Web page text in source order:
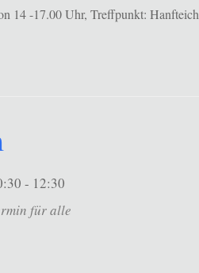
14 -17.00 Uhr, Treffpunkt: Hanfteich
- 12:30
für alle